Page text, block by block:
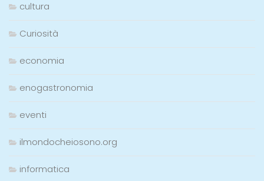
cultura
Curiosità
economia
enogastronomia
eventi
ilmondocheiosono.org
informatica